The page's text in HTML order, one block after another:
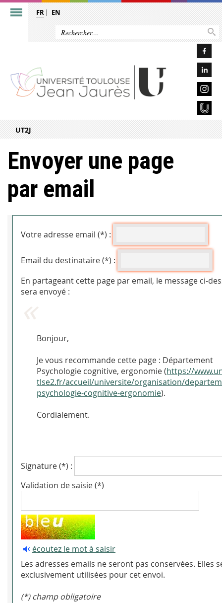
FR EN
UT2J
Envoyer une page
par email
Votre adresse email (*) :
Email du destinataire (*) :
En partageant cette page par email, le message ci-
sera envoyé :
Bonjour,
Je vous recommande cette page : Département
Psychologie cognitive, ergonomie (https://
tlse2.fr/accueil/universite/organisation/
psychologie-cognitive-ergonomie).
Cordialement.
Signature (*) :
Validation de saisie (*)
écoutez le mot à saisir
Les adresses emails ne seront pas conservées. Elles
exclusivement utilisées pour cet envoi.
(*) champ obligatoire